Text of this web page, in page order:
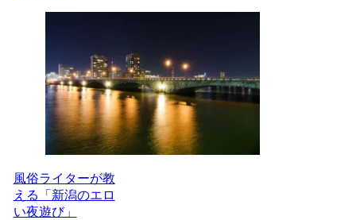
風俗ライターが教
える「新潟のエロ
い夜遊び」